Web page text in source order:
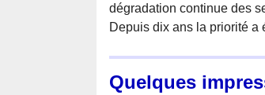
dégradation continue des
Depuis dix ans la priorité
Quelques